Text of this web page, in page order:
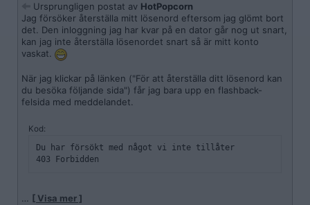
Ursprungligen postat av HotPopcorn
Jag försöker återställa mitt lösenord eftersom jag glömt bort
det. Den inloggning jag har kvar på en dator går nog ut snart,
kan jag inte återställa lösenordet snart så är mitt konto
vaskat.
När jag klickar på länken ("För att återställa ditt lösenord kan
du besöka följande sida") får jag bara upp en flashback-
felsida med meddelandet.
Kod:
Du har försökt med något vi inte tillåter
403 Forbidden
...och att jag skall försöka igen. Men det funkar ju inte. Vad är
… [ Visa mer ]